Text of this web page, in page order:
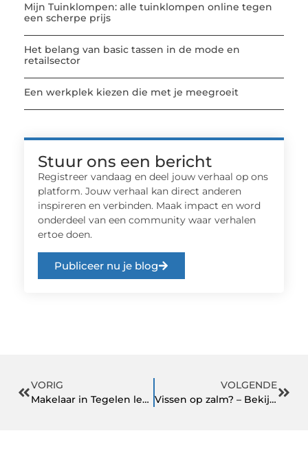
Mijn Tuinklompen: alle tuinklompen online tegen
een scherpe prijs
Het belang van basic tassen in de mode en
retailsector
Een werkplek kiezen die met je meegroeit
Stuur ons een bericht
Registreer vandaag en deel jouw verhaal op ons
platform. Jouw verhaal kan direct anderen
inspireren en verbinden. Maak impact en word
onderdeel van een community waar verhalen
ertoe doen.
Publiceer nu je blog
VORIG
Makelaar in Tegelen legt uit waarom Limburg zo aantrekkelijk is
VOLGENDE
Vissen op zalm? – Bekijk onze tips